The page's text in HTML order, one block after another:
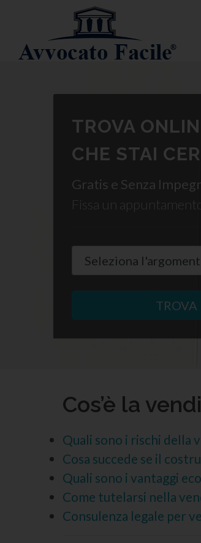
TROVA
CHE STAI
Gratis e Senza
Fissa un
TROVA
Cos’è la
Quali sono i rischi della
Cosa succede se il
Quali sono i vantaggi
Come tutelarsi nella
Consulenza legale per